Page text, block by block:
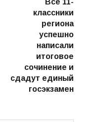
следующая
пост
Все 11-
классники
региона
успешно
написали
итоговое
сочинение и